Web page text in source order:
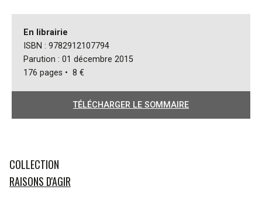
COLLECTION
RAISONS D'AGIR
En librairie
ISBN : 9782912107794
Parution : 01 décembre 2015
176 pages • 8 €
TÉLÉCHARGER LE SOMMAIRE